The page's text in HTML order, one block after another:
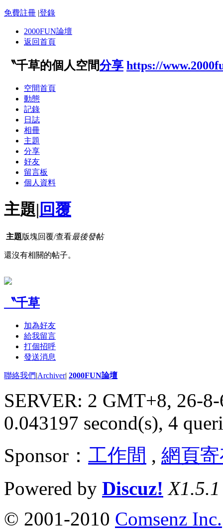
免費註冊 |登錄
2000FUN論壇
返回首頁
〝千草的個人空間分享 https://
空間首頁
動態
記錄
日誌
相冊
主題
分享
好友
留言板
個人資料
主題| 回覆
主題版塊回覆/查看最後發帖
還沒有相關的帖子。
〝千草
加為好友
給我留言
打個招呼
發送消息
聯絡我們|Archiver| 2000FUN論壇
SERVER: 2 GMT+8, 26-
0.043197 second(s), 4
Sponsor： 工作間 , 網頁
Powered by Discuz! X1.5.1
© 2001-2010 Comsenz Inc.